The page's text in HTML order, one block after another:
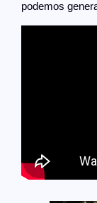
podemos